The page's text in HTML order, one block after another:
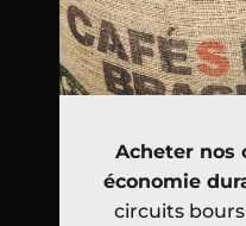
Acheter nos
économie
circuits